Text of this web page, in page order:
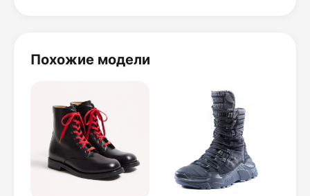
Похожие модели